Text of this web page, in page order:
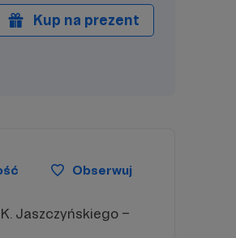
Kup na prezent
Obserwuj
Jaszczyńskiego –